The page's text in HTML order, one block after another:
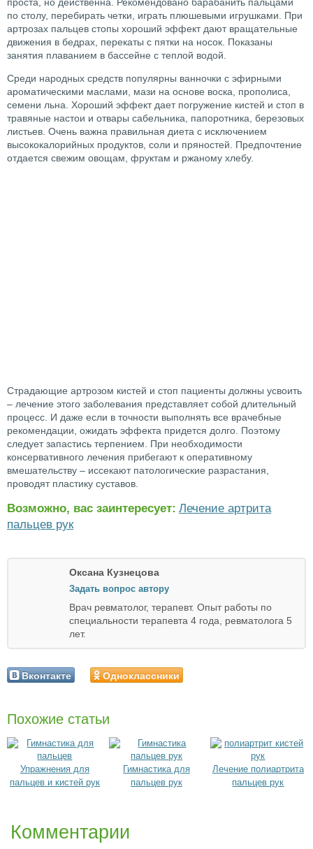
по столу, перебирать четки, играть плюшевыми игрушками. При
артрозах пальцев стопы хороший эффект дают вращательные
движения в бедрах, перекаты с пятки на носок. Показаны
занятия плаванием в бассейне с теплой водой.
Среди народных средств популярны ванночки с эфирными
ароматическими маслами, мази на основе воска, прополиса,
семени льна. Хороший эффект дает погружение кистей и стоп в
травяные настои и отвары сабельника, папоротника, березовых
листьев. Очень важна правильная диета с исключением
высококалорийных продуктов, соли и пряностей. Предпочтение
отдается свежим овощам, фруктам и ржаному хлебу.
Страдающие артрозом кистей и стоп пациенты должны усвоить
– лечение этого заболевания представляет собой длительный
процесс. И даже если в точности выполнять все врачебные
рекомендации, ожидать эффекта придется долго. Поэтому
следует запастись терпением. При необходимости
консервативного лечения прибегают к оперативному
вмешательству – иссекают патологические разрастания,
проводят пластику суставов.
Возможно, вас заинтересует: Лечение артрита
пальцев рук
Оксана Кузнецова
Задать вопрос автору
Врач ревматолог, терапевт. Опыт работы по
специальности терапевта 4 года, ревматолога 5
лет.
Вконтакте Одноклассники
Похожие статьи
Упражнения для
пальцев и кистей рук
Гимнастика для
пальцев рук
Лечение полиартрита
пальцев рук
Комментарии